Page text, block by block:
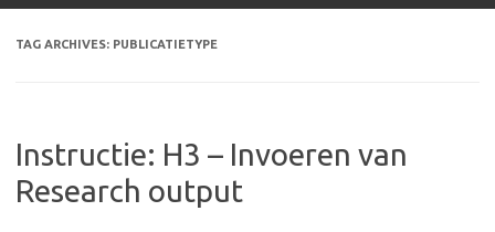
TAG ARCHIVES: PUBLICATIETYPE
Instructie: H3 – Invoeren van
Research output